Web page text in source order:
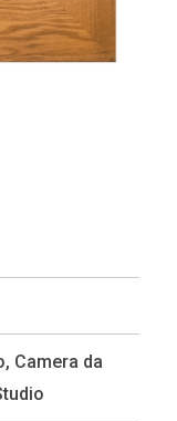
, Camera da